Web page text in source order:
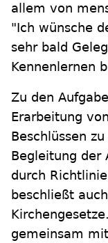
allem von
"Ich wünsche
sehr bald
Kennenlernen
Zu den
Erarbeitung
Beschlüssen
Begleitung der
durch
beschließt
gemeinsam